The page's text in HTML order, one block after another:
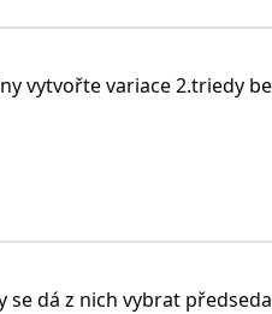
různých prvků vybraných
vytvořte variace 2.triedy
dá z nich vybrat